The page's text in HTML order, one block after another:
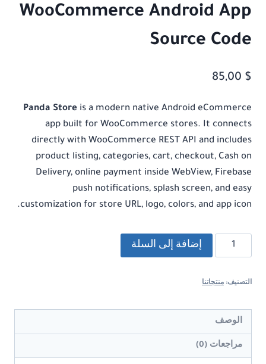
WooCommerce Android App
Source Code
85,00 $
Panda Store is a modern native Android eCommerce
app built for WooCommerce stores. It connects
directly with WooCommerce REST API and includes
product listing, categories, cart, checkout, Cash on
Delivery, online payment inside WebView, Firebase
push notifications, splash screen, and easy
customization for store URL, logo, colors, and app icon.
كمية
Panda
Android
App
إضافة إلى السلة
التصنيف: منتجاتنا
الوصف
مراجعات (0)